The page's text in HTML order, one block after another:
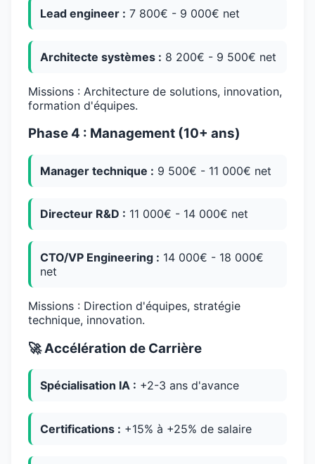
Lead engineer : 7 800€ - 9 000€ net
Architecte systèmes : 8 200€ - 9 500€ net
Missions : Architecture de solutions, innovation,
formation d'équipes.
Phase 4 : Management (10+ ans)
Manager technique : 9 500€ - 11 000€ net
Directeur R&D : 11 000€ - 14 000€ net
CTO/VP Engineering : 14 000€ - 18 000€
net
Missions : Direction d'équipes, stratégie
technique, innovation.
🚀 Accélération de Carrière
Spécialisation IA : +2-3 ans d'avance
Certifications : +15% à +25% de salaire